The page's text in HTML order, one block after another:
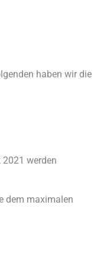
haben wir die
2021 werden
dem maximalen